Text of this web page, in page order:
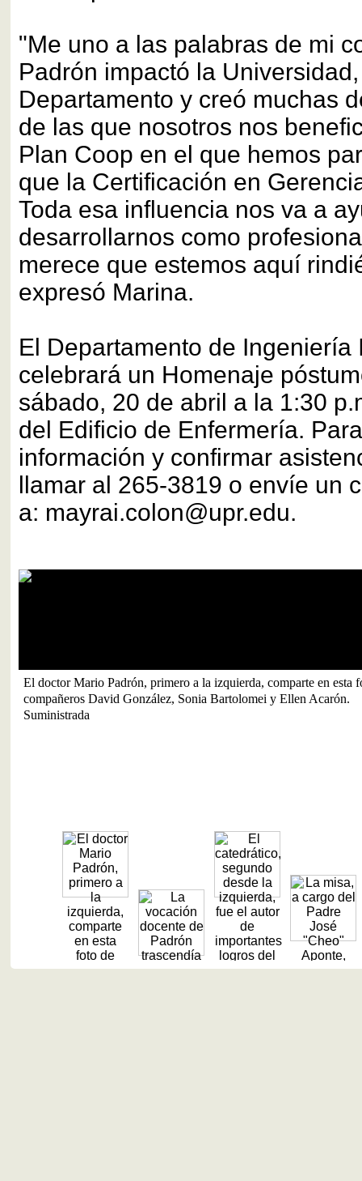
"Me uno a las palabras de mi
Padrón impactó la
Departamento y creó muchas
de las que nosotros nos
Plan Coop en el que hemos
que la Certificación en
Toda esa influencia nos va a
desarrollarnos como
merece que estemos aquí
expresó Marina.
El Departamento de Ingeniería
celebrará un Homenaje
sábado, 20 de abril a la 1:30
del Edificio de Enfermería.
información y confirmar
llamar al 265-3819 o envíe un
a: mayrai.colon@upr.edu.
Coop.
Foto por Mariel Del Toro